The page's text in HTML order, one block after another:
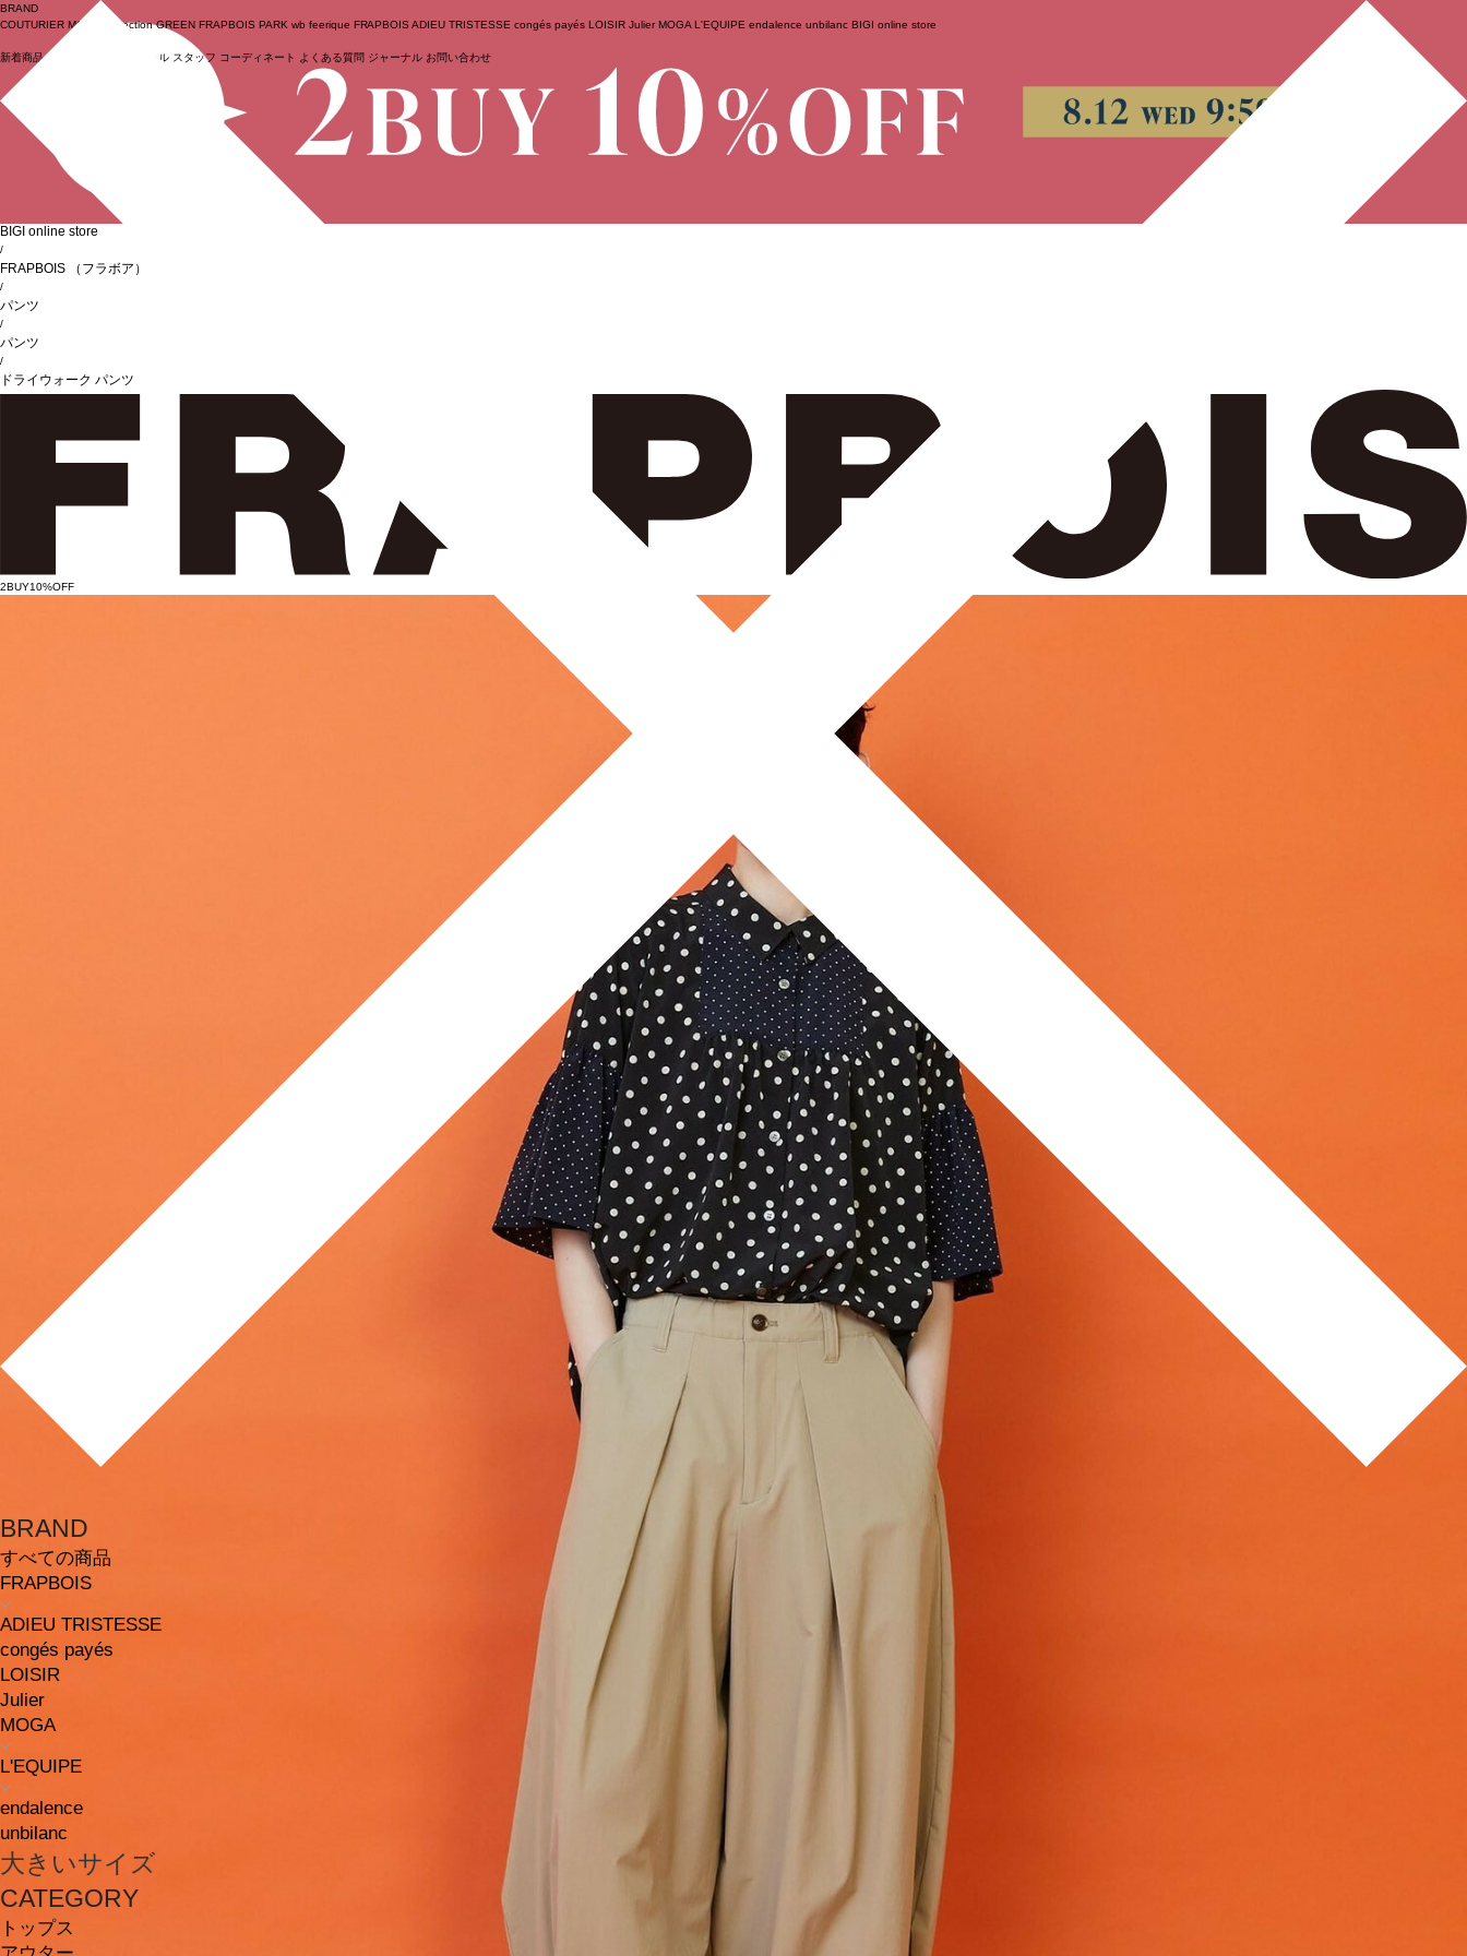
ログイン
BRAND
COUTURIER MOGA Collection GREEN FRAPBOIS PARK wb feerique FRAPBOIS ADIEU TRISTESSE congés payés LOISIR Julier MOGA L'EQUIPE endalence unbilanc BIGI online store
新着商品 (ライブ) セール スタッフ コーディネート よくある質問 ジャーナル お問い合わせ
BRAND
すべての商品
FRAPBOIS
ADIEU TRISTESSE
congés payés
LOISIR
Julier
MOGA
L'EQUIPE
endalence
unbilanc
大きいサイズ
CATEGORY
トップス
BIGI online store
/
FRAPBOIS （フラボア）
/
パンツ
/
パンツ
/
ドライウォーク パンツ
2BUY10%OFF